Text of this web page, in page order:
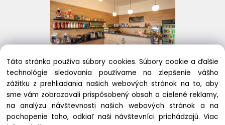
+421243631408 eshop@ dallmayr .sk
Copyright © 2020
Táto stránka používa súbory cookies. Súbory cookie a ďalšie
technológie sledovania používame na zlepšenie vášho
zážitku z prehliadania našich webových stránok na to, aby
sme vám zobrazovali prispôsobený obsah a cielené reklamy,
na analýzu návštevnosti našich webových stránok a na
pochopenie toho, odkiaľ naši návštevníci prichádzajú.Viac